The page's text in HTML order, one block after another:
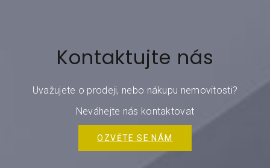
Kontaktujte nás
Uvažujete o prodeji, nebo nákupu nemovitosti?
Neváhejte nás kontaktovat
OZVĚTE SE NÁM